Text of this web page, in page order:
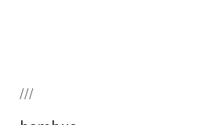
///